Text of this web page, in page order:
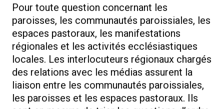
Pour toute question concernant les
paroisses, les communautés paroissiales, les
espaces pastoraux, les manifestations
régionales et les activités ecclésiastiques
locales. Les interlocuteurs régionaux chargés
des relations avec les médias assurent la
liaison entre les communautés paroissiales,
les paroisses et les espaces pastoraux. Ils